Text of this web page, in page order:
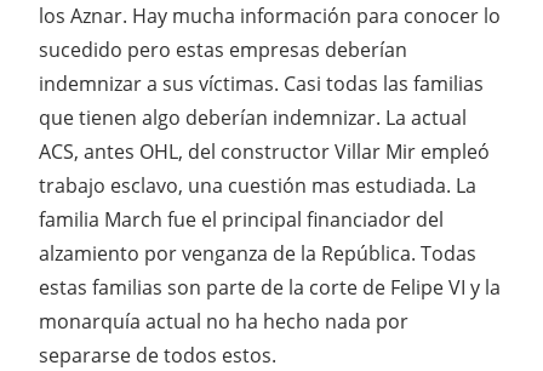
los Aznar. Hay mucha información para conocer lo
sucedido pero estas empresas deberían
indemnizar a sus víctimas. Casi todas las familias
que tienen algo deberían indemnizar. La actual
ACS, antes OHL, del constructor Villar Mir empleó
trabajo esclavo, una cuestión mas estudiada. La
familia March fue el principal financiador del
alzamiento por venganza de la República. Todas
estas familias son parte de la corte de Felipe VI y la
monarquía actual no ha hecho nada por
separarse de todos estos.